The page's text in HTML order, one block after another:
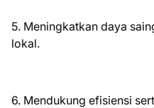
5. Meningkatkan daya
lokal.
6. Mendukung efisiensi